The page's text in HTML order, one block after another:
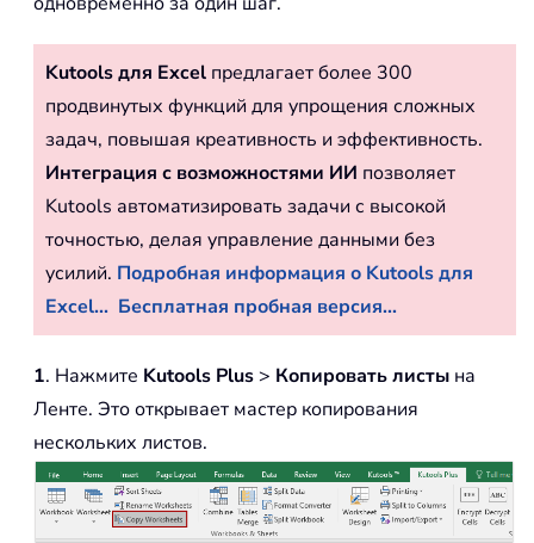
Kutools для Excel предлагает более 300
продвинутых функций для упрощения сложных
задач, повышая креативность и эффективность.
Интеграция с возможностями ИИ позволяет
Kutools автоматизировать задачи с высокой
точностью, делая управление данными без
усилий. Подробная информация о Kutools для
Excel... Бесплатная пробная версия...
1. Нажмите Kutools Plus > Копировать листы на
Ленте. Это открывает мастер копирования
нескольких листов.